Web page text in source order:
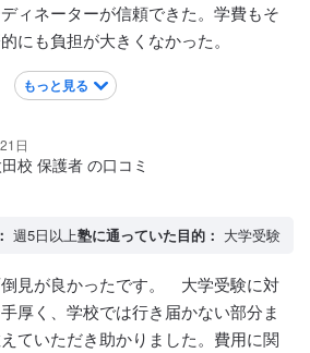
ィネーターが信頼できた。学費もそ
にも負担が大きくなかった。
もっと見る
日
校 保護者 の口コミ
週5日以上塾に通っていた目的： 大学受験
見が良かったです。 大学受験に対
厚く、学校では行き届かない部分ま
ていただき助かりました。費用に関